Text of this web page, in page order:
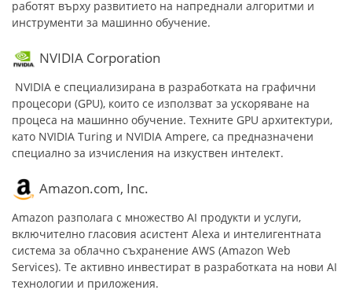
работят върху развитието на напреднали алгоритми и
инструменти за машинно обучение.
NVIDIA Corporation
NVIDIA е специализирана в разработката на графични
процесори (GPU), които се използват за ускоряване на
процеса на машинно обучение. Техните GPU архитектури,
като NVIDIA Turing и NVIDIA Ampere, са предназначени
специално за изчисления на изкуствен интелект.
Amazon.com, Inc.
Amazon разполага с множество AI продукти и услуги,
включително гласовия асистент Alexa и интелигентната
система за облачно съхранение AWS (Amazon Web
Services). Те активно инвестират в разработката на нови AI
технологии и приложения.